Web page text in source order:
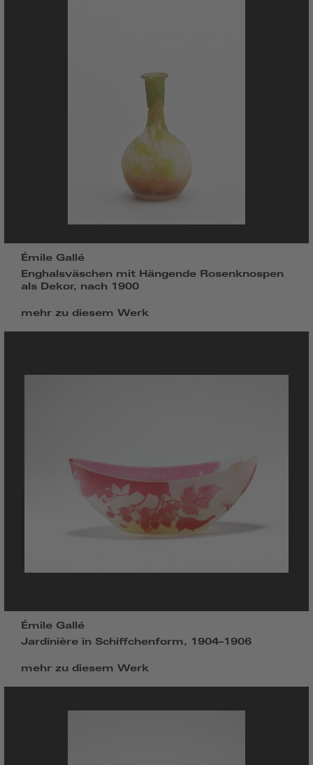
Émile Gallé
Enghalsväschen mit Hängende Rosenknospen
als Dekor, nach 1900
mehr zu diesem Werk
Émile Gallé
Jardinière in Schiffchenform, 1904–1906
mehr zu diesem Werk